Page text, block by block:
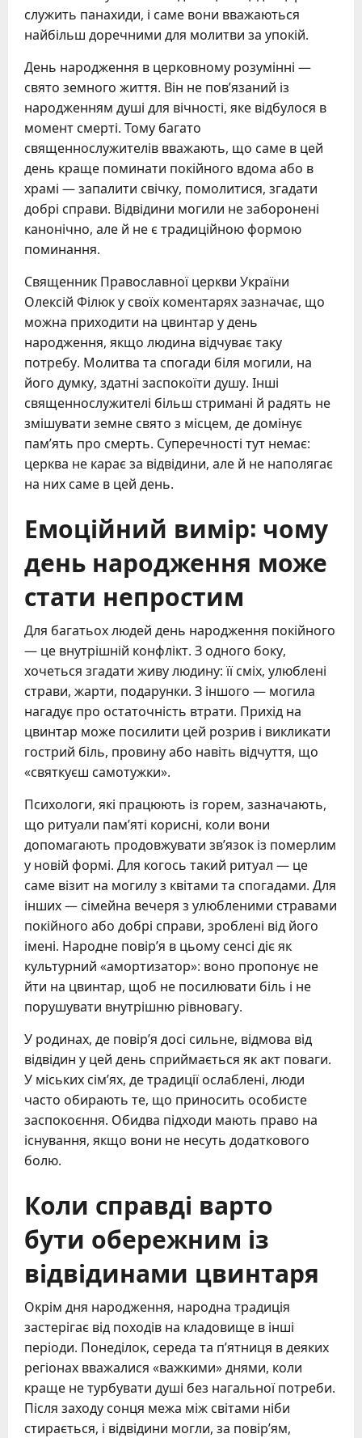
служить панахиди, і саме вони вважаються
найбільш доречними для молитви за упокій.
День народження в церковному розумінні —
свято земного життя. Він не пов’язаний із
народженням душі для вічності, яке відбулося в
момент смерті. Тому багато
священнослужителів вважають, що саме в цей
день краще поминати покійного вдома або в
храмі — запалити свічку, помолитися, згадати
добрі справи. Відвідини могили не заборонені
канонічно, але й не є традиційною формою
поминання.
Священник Православної церкви України
Олексій Філюк у своїх коментарях зазначає, що
можна приходити на цвинтар у день
народження, якщо людина відчуває таку
потребу. Молитва та спогади біля могили, на
його думку, здатні заспокоїти душу. Інші
священнослужителі більш стримані й радять не
змішувати земне свято з місцем, де домінує
пам’ять про смерть. Суперечності тут немає:
церква не карає за відвідини, але й не наполягає
на них саме в цей день.
Емоційний вимір: чому
день народження може
стати непростим
Для багатьох людей день народження покійного
— це внутрішній конфлікт. З одного боку,
хочеться згадати живу людину: її сміх, улюблені
страви, жарти, подарунки. З іншого — могила
нагадує про остаточність втрати. Прихід на
цвинтар може посилити цей розрив і викликати
гострий біль, провину або навіть відчуття, що
«святкуєш самотужки».
Психологи, які працюють із горем, зазначають,
що ритуали пам’яті корисні, коли вони
допомагають продовжувати зв’язок із померлим
у новій формі. Для когось такий ритуал — це
саме візит на могилу з квітами та спогадами. Для
інших — сімейна вечеря з улюбленими стравами
покійного або добрі справи, зроблені від його
імені. Народне повір’я в цьому сенсі діє як
культурний «амортизатор»: воно пропонує не
йти на цвинтар, щоб не посилювати біль і не
порушувати внутрішню рівновагу.
У родинах, де повір’я досі сильне, відмова від
відвідин у цей день сприймається як акт поваги.
У міських сім’ях, де традиції ослаблені, люди
часто обирають те, що приносить особисте
заспокоєння. Обидва підходи мають право на
існування, якщо вони не несуть додаткового
болю.
Коли справді варто
бути обережним із
відвідинами цвинтаря
Окрім дня народження, народна традиція
застерігає від походів на кладовище в інші
періоди. Понеділок, середа та п’ятниця в деяких
регіонах вважалися «важкими» днями, коли
краще не турбувати душі без нагальної потреби.
Після заходу сонця межа між світами ніби
стирається, і відвідини могли, за повір’ям,